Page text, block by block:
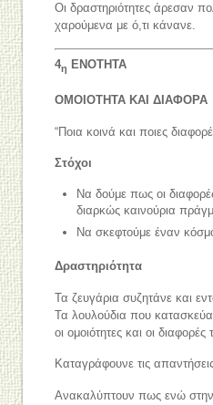
Οι δραστηριότητες άρεσαν
χαρούμενα με ό,τι κάνανε.
4η ΕΝΟΤΗΤΑ
ΟΜΟΙΟΤΗΤΑ ΚΑΙ ΔΙΑΦΟΡΑ
“Ποια κοινά και ποιες
Στόχοι
Να δούμε πως οι
διαρκώς καινούρια
Να σκεφτούμε έναν
Δραστηριότητα
Τα ζευγάρια συζητάνε και
Τα λουλούδια που
οι ομοιότητες και οι διαφορές
Καταγράφουνε τις
Ανακαλύπτουν πως ενώ στην